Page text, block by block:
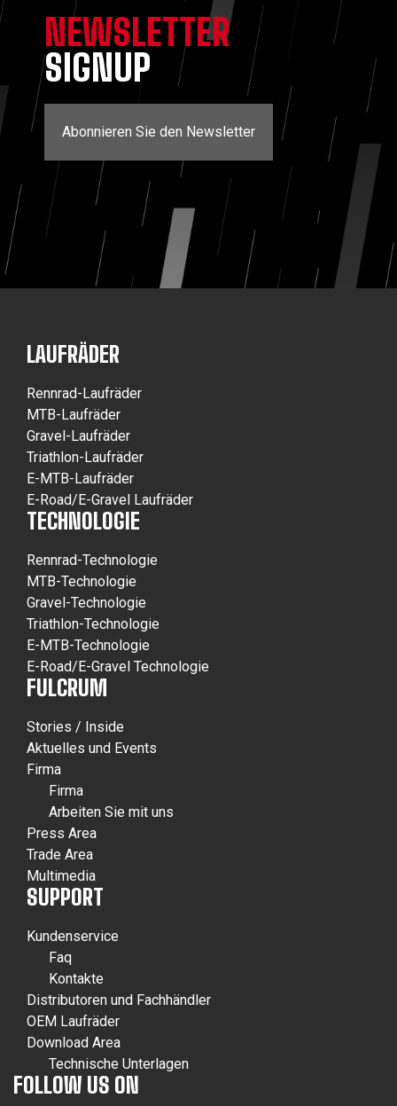
NEWSLETTER
SIGNUP
Abonnieren Sie den Newsletter
LAUFRÄDER
Rennrad-Laufräder
MTB-Laufräder
Gravel-Laufräder
Triathlon-Laufräder
E-MTB-Laufräder
E-Road/E-Gravel Laufräder
TECHNOLOGIE
Rennrad-Technologie
MTB-Technologie
Gravel-Technologie
Triathlon-Technologie
E-MTB-Technologie
E-Road/E-Gravel Technologie
FULCRUM
Stories / Inside
Aktuelles und Events
Firma
Firma
Arbeiten Sie mit uns
Press Area
Trade Area
Multimedia
SUPPORT
Kundenservice
Faq
Kontakte
Distributoren und Fachhändler
OEM Laufräder
Download Area
Technische Unterlagen
FOLLOW US ON